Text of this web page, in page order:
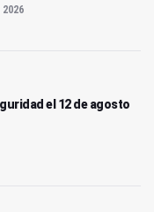
2026
el 12 de agosto